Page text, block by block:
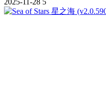
2025-11-28 5